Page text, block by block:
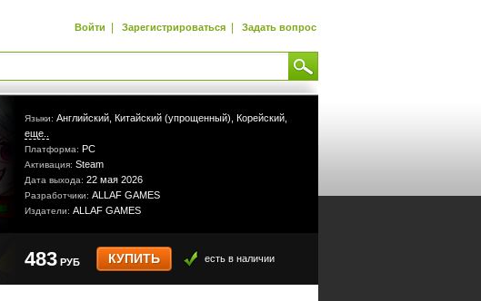
Войти | Зарегистрироваться | Задать вопрос
Языки: Английский, Китайский (упрощенный), Корейский,
еще..
Платформа: PC
Активация: Steam
Дата выхода: 22 мая 2026
Разработчики: ALLAF GAMES
Издатели: ALLAF GAMES
483 РУБ КУПИТЬ есть в наличии